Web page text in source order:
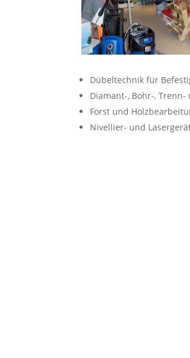
Dübeltechnik für
Diamant-, Bohr-,
Forst und
Nivellier- und